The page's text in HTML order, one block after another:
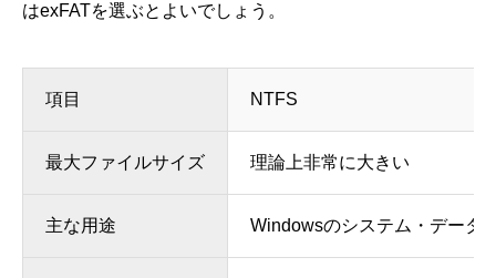
はexFATを選ぶとよいでしょう。
項目 NTFS
最大ファイルサイズ 理論上非常に大きい
主な用途 Windowsのシステム・データ